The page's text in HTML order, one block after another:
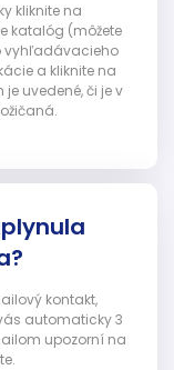
kliknite na
katalóg (môžete
vyhľadávacieho
a kliknite na
uvedené, či je v
kontakt,
automaticky 3
upozorní na